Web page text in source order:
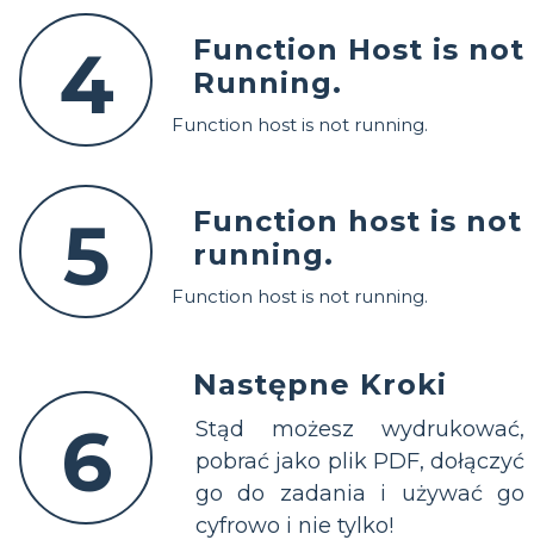
4
Function Host is not
Running.
Function host is not running.
5
Function host is not
running.
Function host is not running.
6
Następne Kroki
Stąd możesz wydrukować,
pobrać jako plik PDF, dołączyć
go do zadania i używać go
cyfrowo i nie tylko!